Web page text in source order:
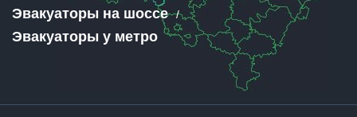
Эвакуаторы на шоссе
Эвакуаторы у метро